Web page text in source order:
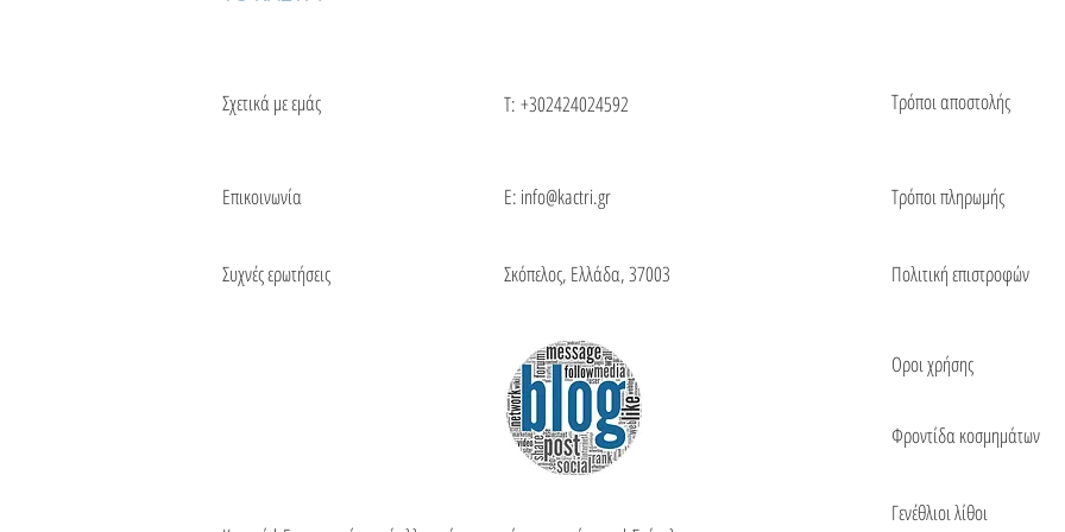
Σχετικά με εμάς
Επικοινωνία
Συχνές ερωτήσεις
Τ: +302424024592
Ε: info@kactri.gr
Σκόπελος, Ελλάδα, 37003
Τρόποι αποστολής
Τρόποι πληρωμής
Πολιτική επιστροφών
Οροι χρήσης
Φροντίδα κοσμημάτων
Γενέθλιοι λίθοι